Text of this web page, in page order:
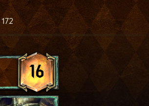
172
16